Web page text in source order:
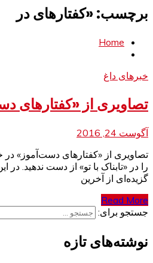
برچسب: «کفتارهای در
Home
خبرهای داغ
تصاویری از «کفتارهای
آگوست 24, 2016
تصاویری از «کفتارهای دست‌آموز» در
را در «تابناک با تو» از دست ندهید.
گزید‌ه‌ای از آخرین
Read More
جستجو برای:
نوشته‌های تازه